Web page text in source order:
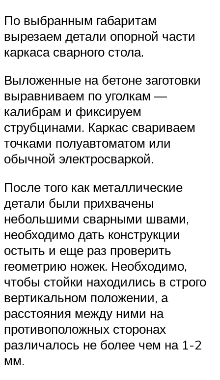
По выбранным габаритам
вырезаем детали опорной части
каркаса сварного стола.
Выложенные на бетоне заготовки
выравниваем по уголкам —
калибрам и фиксируем
струбцинами. Каркас свариваем
точками полуавтоматом или
обычной электросваркой.
После того как металлические
детали были прихвачены
небольшими сварными швами,
необходимо дать конструкции
остыть и еще раз проверить
геометрию ножек. Необходимо,
чтобы стойки находились в строго
вертикальном положении, а
расстояния между ними на
противоположных сторонах
различалось не более чем на 1-2
мм.